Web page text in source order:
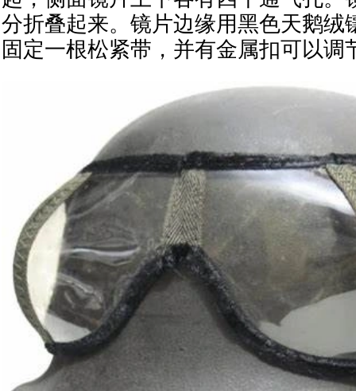
分折叠起来。镜片边缘用黑色天鹅绒
固定一根松紧带，并有金属扣可以调